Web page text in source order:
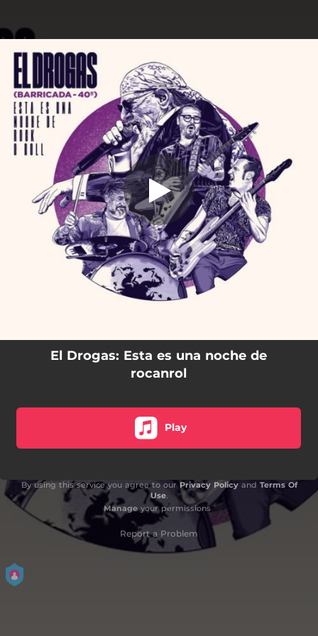
You're all set!
Esta es una noche de rocanrol (En
directo Navarra Arena)
03:34
El Drogas: Esta es una noche de
rocanrol
Play
By using this service you agree to our Privacy Policyand Terms Of
Use.
Manageyour permissions
Report a Problem